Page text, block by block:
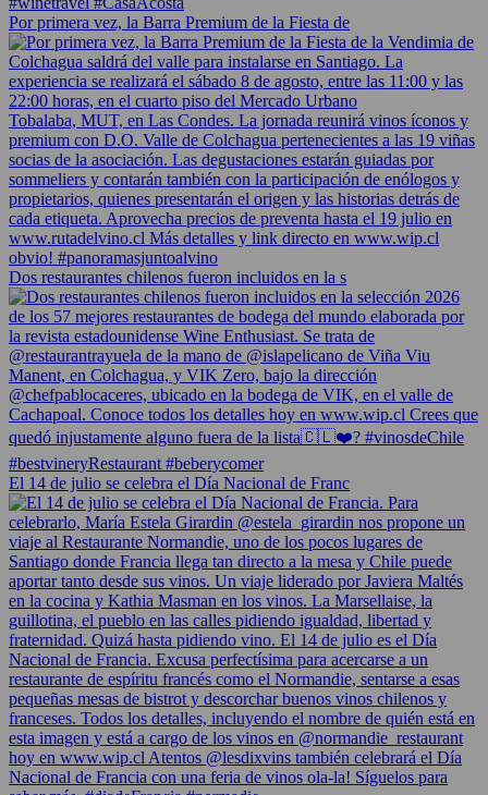
Por primera vez, la Barra Premium de la Fiesta de
Dos restaurantes chilenos fueron incluidos en la s
El 14 de julio se celebra el Día Nacional de Franc